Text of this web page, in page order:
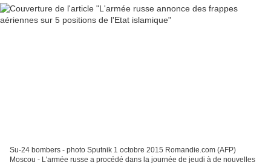
Su-24 bombers - photo Sputnik 1 octobre 2015 Romandie.com (AFP)
Moscou - L'armée russe a procédé dans la journée de jeudi à de nouvelles